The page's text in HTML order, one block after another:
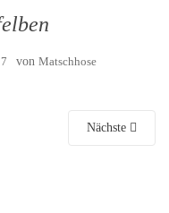
von Matschhose
Nächste